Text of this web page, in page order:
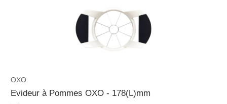
OXO
Evideur à Pommes OXO - 178(L)mm